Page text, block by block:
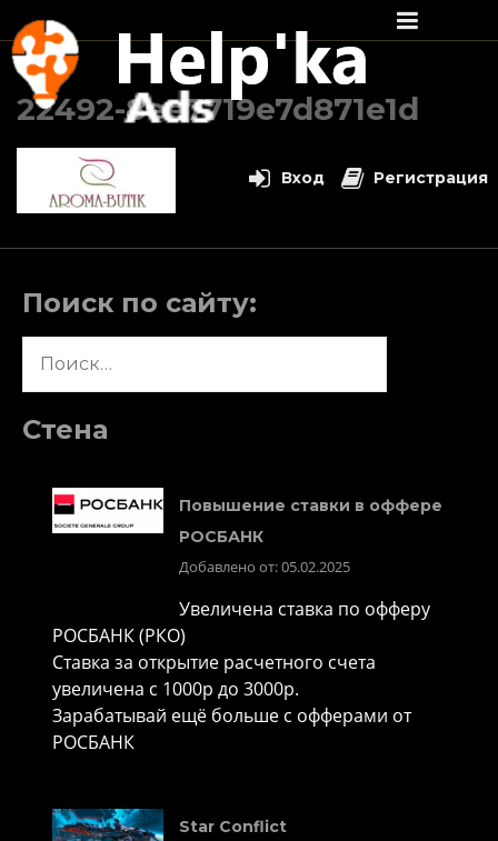
Перейти
содержимому
22492-8ee7719e7d871e1d
Поиск по сайту:
Стена
Повышение ставки в оффере
РОСБАНК
Добавлено от: 05.02.2025
Увеличена ставка по офферу
РОСБАНК (РКО)
Ставка за открытие расчетного счета
увеличена с 1000р до 3000р.
Зарабатывай ещё больше с офферами от
РОСБАНК
Star Conflict
Вход Регистрация